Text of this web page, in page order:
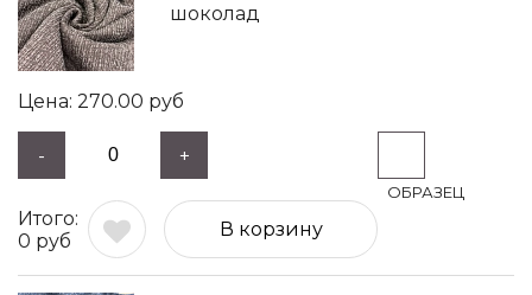
шоколад
270.00 руб
- +
0 руб
В корзину